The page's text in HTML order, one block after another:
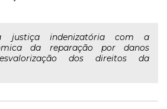
justiça indenizatória com a
da reparação por danos
dos direitos da